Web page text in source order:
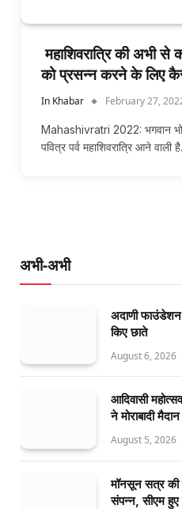
महाशिवरात्रि की अभी से
को प्रसन्न करने के लिए
In Khabar February 27,
Mahashivratri 2022: भगवान
पवित्र पर्व महाशिवरात्रि आने
अभी-अभी
अदाणी फाउंडेशन
किए छाते
August 6, 2026
आदिवासी
ने मोराबादी
August 5, 2026
मॉनसून सत्र की
संपन्न, सीएम हुए